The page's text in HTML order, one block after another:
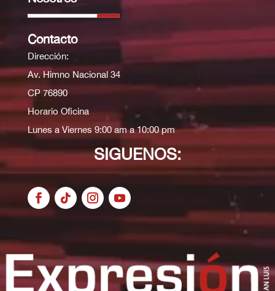
Contacto
Dirección:
Av. Himno Nacional 34
CP 76890
Horario Oficina
Lunes a Viernes 9:00 am a 10:00 pm
SIGUENOS: